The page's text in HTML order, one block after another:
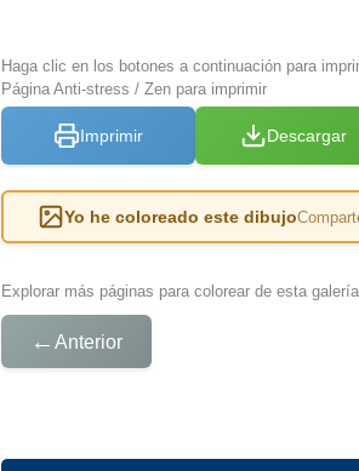
Haga clic en los botones a continuación para
Página Anti-stress / Zen para imprimir
Imprimir Descargar
Yo he coloreado este dibujo
Explorar más páginas para colorear de esta galería
← Anterior